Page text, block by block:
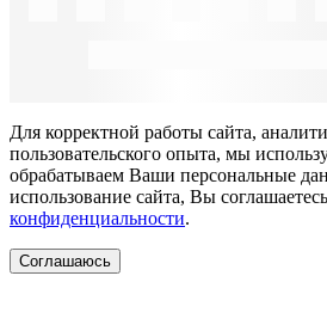
Для корректной работы сайта,
пользовательского опыта, мы
обрабатываем Ваши персональные
использование сайта, Вы
конфиденциальности.
Соглашаюсь